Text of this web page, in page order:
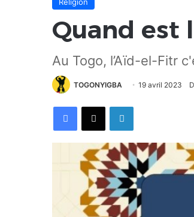
Religion
Quand est
Au Togo, l’Aïd-el-Fitr
TOGONYIGBA 19 avril 2023
FacebookX Linkedin